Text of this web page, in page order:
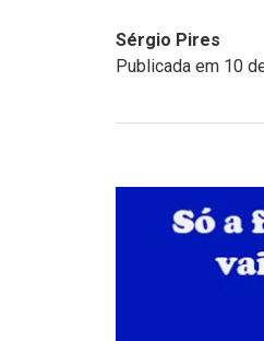
Sérgio Pires
Publicada em 10